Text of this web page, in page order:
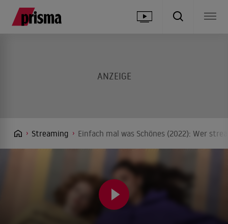
Streaming Einfach mal was Schönes (2022): Wer